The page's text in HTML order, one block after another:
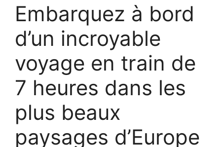
Embarquez à bord
d’un incroyable
voyage en train de
7 heures dans les
plus beaux
paysages d’Europe